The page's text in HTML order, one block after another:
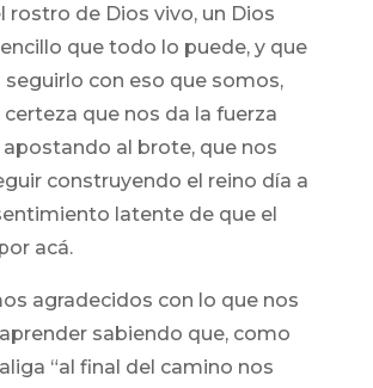
rostro de Dios vivo, un Dios
que todo lo puede, y que
seguirlo con eso que somos,
que nos da la fuerza
apostando al brote, que nos
construyendo el reino día a
latente de que el
acá.
agradecidos con lo que nos
sabiendo que, como
“al final del camino nos